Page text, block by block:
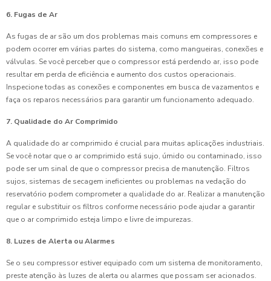
6. Fugas de Ar
As fugas de ar são um dos problemas mais comuns em compressores e
podem ocorrer em várias partes do sistema, como mangueiras, conexões e
válvulas. Se você perceber que o compressor está perdendo ar, isso pode
resultar em perda de eficiência e aumento dos custos operacionais.
Inspecione todas as conexões e componentes em busca de vazamentos e
faça os reparos necessários para garantir um funcionamento adequado.
7. Qualidade do Ar Comprimido
A qualidade do ar comprimido é crucial para muitas aplicações industriais.
Se você notar que o ar comprimido está sujo, úmido ou contaminado, isso
pode ser um sinal de que o compressor precisa de manutenção. Filtros
sujos, sistemas de secagem ineficientes ou problemas na vedação do
reservatório podem comprometer a qualidade do ar. Realizar a manutenção
regular e substituir os filtros conforme necessário pode ajudar a garantir
que o ar comprimido esteja limpo e livre de impurezas.
8. Luzes de Alerta ou Alarmes
Se o seu compressor estiver equipado com um sistema de monitoramento,
preste atenção às luzes de alerta ou alarmes que possam ser acionados.